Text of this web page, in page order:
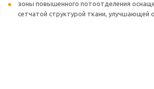
зоны повышенного потоотделения
сетчатой структурой ткани, улучшающей